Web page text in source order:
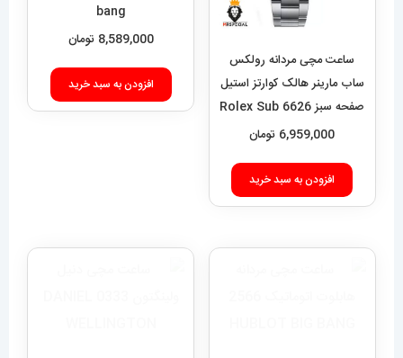
ساعت مچی مردانه رولکس
ساب مارینر هالک کوارتز استیل
صفحه سبز 6626 Rolex Sub
mariner hulk
6,959,000 تومان
افزودن به سبد خرید
bang
8,589,000 تومان
افزودن به سبد خرید